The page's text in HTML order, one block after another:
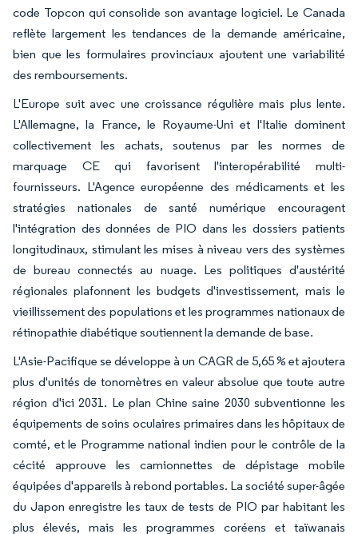
code Topcon qui consolide son avantage logiciel. Le Canada
reflète largement les tendances de la demande américaine,
bien que les formulaires provinciaux ajoutent une variabilité
des remboursements.
L'Europe suit avec une croissance régulière mais plus lente.
L'Allemagne, la France, le Royaume-Uni et l'Italie dominent
collectivement les achats, soutenus par les normes de
marquage CE qui favorisent l'interopérabilité multi-
fournisseurs. L'Agence européenne des médicaments et les
stratégies nationales de santé numérique encouragent
l'intégration des données de PIO dans les dossiers patients
longitudinaux, stimulant les mises à niveau vers des systèmes
de bureau connectés au nuage. Les politiques d'austérité
régionales plafonnent les budgets d'investissement, mais le
vieillissement des populations et les programmes nationaux de
rétinopathie diabétique soutiennent la demande de base.
L'Asie-Pacifique se développe à un CAGR de 5,65 % et ajoutera
plus d'unités de tonomètres en valeur absolue que toute autre
région d'ici 2031. Le plan Chine saine 2030 subventionne les
équipements de soins oculaires primaires dans les hôpitaux de
comté, et le Programme national indien pour le contrôle de la
cécité approuve les camionnettes de dépistage mobile
équipées d'appareils à rebond portables. La société super-âgée
du Japon enregistre les taux de tests de PIO par habitant les
plus élevés, mais les programmes coréens et taïwanais